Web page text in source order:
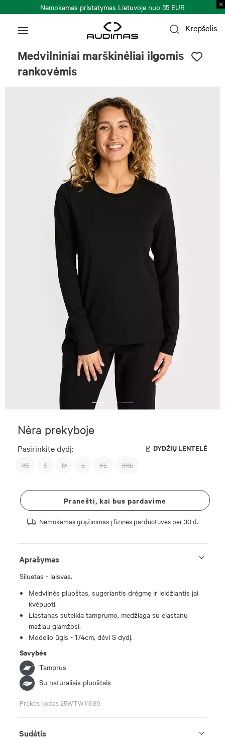
Nemokamas pristatymas Lietuvoje nuo 55 EUR
Krepšelis
Medvilniniai marškinėliai ilgomis
rankovėmis
Nėra prekyboje
Pasirinkite dydį: DYDŽIŲ LENTELĖ
XS S M L XL XXL
Pranešti, kai bus pardavime
Nemokamas grąžinimas į fizines parduotuves per 30 d.
Aprašymas
Siluetas - laisvas.
Medvilnės pluoštas, sugeriantis drėgmę ir leidžiantis jai
kvėpuoti.
Elastanas suteikia tamprumo, medžiaga su elastanu
mažiau glamžosi.
Modelio ūgis - 174cm, dėvi S dydį.
Savybės
Tamprus
Su natūraliais pluoštais
Prekės kodas 25WTW11689
Sudėtis